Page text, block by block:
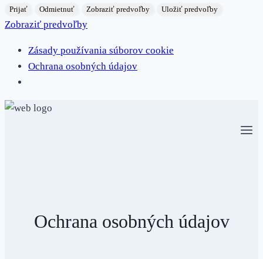
Prijať Odmietnuť Zobraziť predvoľby Uložiť predvoľby
Zobraziť predvoľby
Zásady používania súborov cookie
Ochrana osobných údajov
Skip
Ochrana osobných údajov